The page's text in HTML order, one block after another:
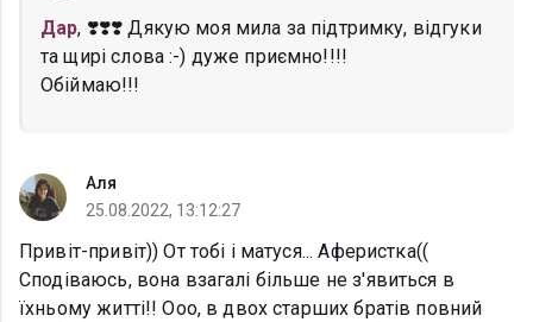
Дар, ❣️❣️❣️ Дякую моя мила за підтримку, відгуки
та щирі слова :-) дуже приємно!!!!
Обіймаю!!!
Аля
25.08.2022, 13:12:27
Привіт-привіт)) От тобі і матуся... Аферистка((
Сподіваюсь, вона взагалі більше не з'явиться в
їхньому житті!! Ооо, в двох старших братів повний